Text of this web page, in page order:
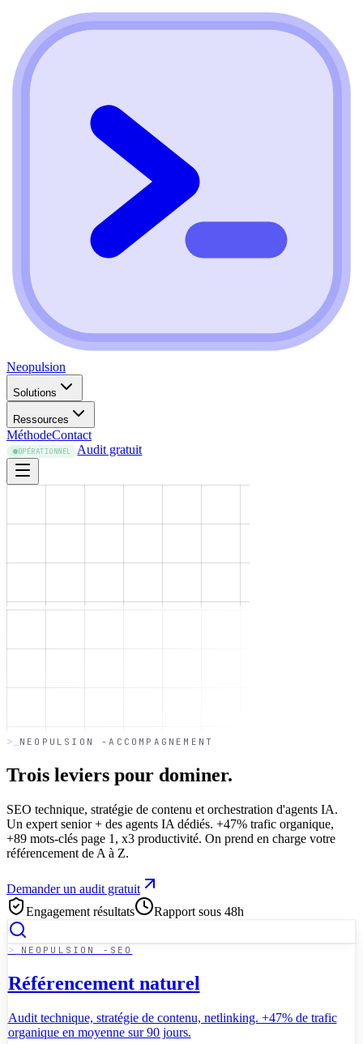
Neopulsion
Solutions
Ressources
MéthodeContact
OPÉRATIONNEL Audit gratuit
NEOPULSION -ACCOMPAGNEMENT
Trois leviers pour dominer.
SEO technique, stratégie de contenu et orchestration d'agents IA.
Un expert senior + des agents IA dédiés. +47% trafic organique,
+89 mots-clés page 1, x3 productivité. On prend en charge votre
référencement de A à Z.
Demander un audit gratuit
Engagement résultats
Rapport sous 48h
NEOPULSION -SEO
Référencement naturel
Audit technique, stratégie de contenu, netlinking. +47% de trafic
organique en moyenne sur 90 jours.